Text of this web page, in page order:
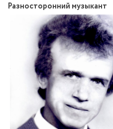
Разносторонний музыкант